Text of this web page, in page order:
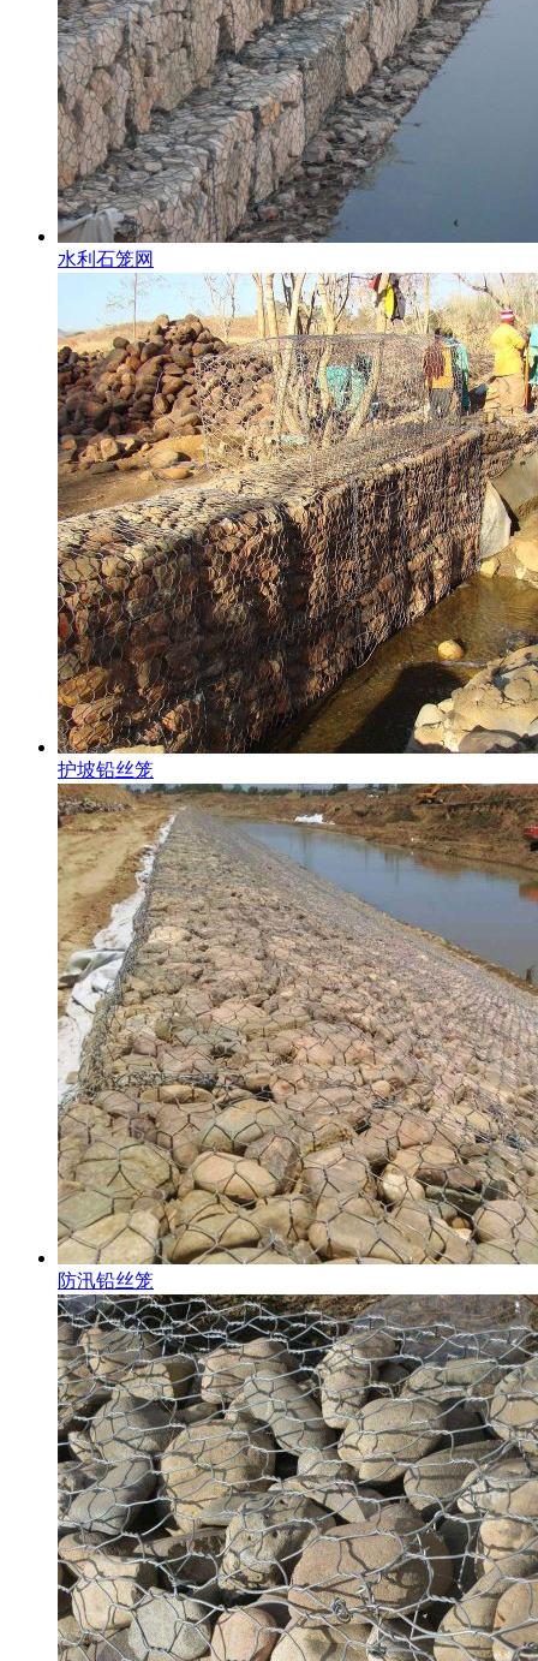
水利石笼网
护坡铅丝笼
防汛铅丝笼